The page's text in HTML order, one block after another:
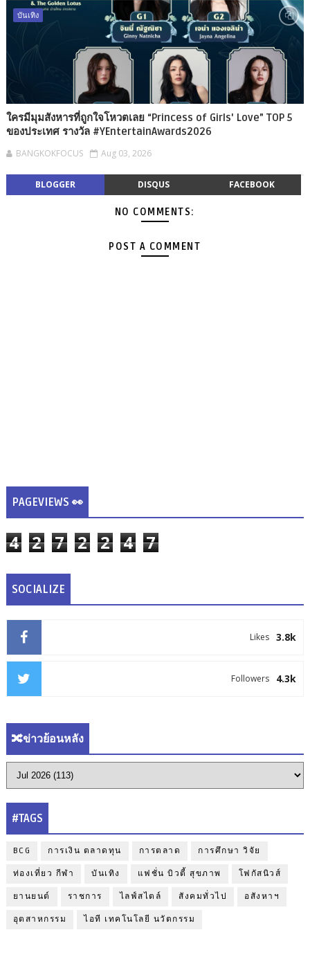
บันเทิง
ใครมีมุมสังหารที่ถูกใจโหวตเลย “Princess of Girls' Love” TOP 5
ของประเทศ รางวัล #YEntertainAwards2026
BANGKOKFOCUS Aug 03, 2026
BLOGGER DISQUS FACEBOOK
NO COMMENTS:
POST A COMMENT
PAGEVIEWS 👀
4 2 7 2 2 4 7
SOCIALIZE
3.8k
Likes
4.3k
Followers
🔀ข่าวย้อนหลัง
#TAGS
BCG การเงิน ตลาดทุน การตลาด การศึกษา วิจัย
ท่องเที่ยว กีฬา บันเทิง แฟชั่น บิวตี้ สุขภาพ โฟกัสนิวส์
ยานยนต์ ราชการ ไลฟ์สไตล์ สังคมทั่วไป อสังหาฯ
อุตสาหกรรม ไอที เทคโนโลยี นวัตกรรม